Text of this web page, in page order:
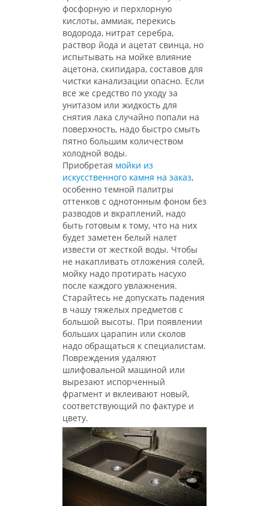
фосфорную и перхлорную
кислоты, аммиак, перекись
водорода, нитрат серебра,
раствор йода и ацетат свинца, но
испытывать на мойке влияние
ацетона, скипидара, составов для
чистки канализации опасно. Если
все же средство по уходу за
унитазом или жидкость для
снятия лака случайно попали на
поверхность, надо быстро смыть
пятно большим количеством
холодной воды.
Приобретая мойки из
искусственного камня на заказ,
особенно темной палитры
оттенков с однотонным фоном без
разводов и вкраплений, надо
быть готовым к тому, что на них
будет заметен белый налет
извести от жесткой воды. Чтобы
не накапливать отложения солей,
мойку надо протирать насухо
после каждого увлажнения.
Старайтесь не допускать падения
в чашу тяжелых предметов с
большой высоты. При появлении
больших царапин или сколов
надо обращаться к специалистам.
Повреждения удаляют
шлифовальной машиной или
вырезают испорченный
фрагмент и вклеивают новый,
соответствующий по фактуре и
цвету.